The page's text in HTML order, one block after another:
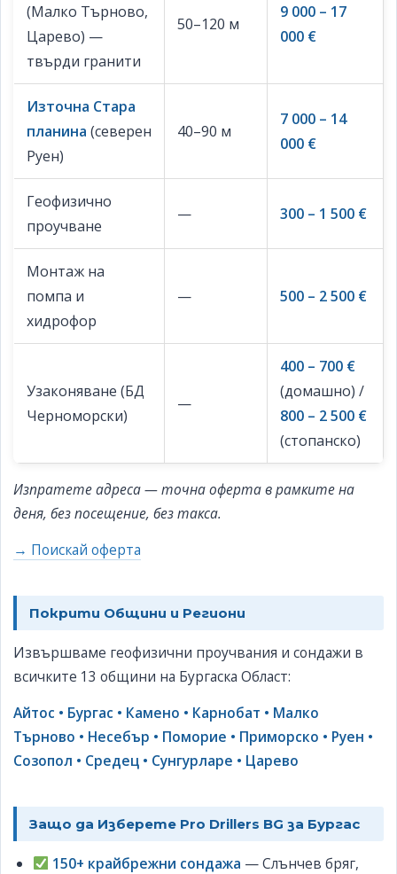
(Малко Търново,
Царево) —
твърди гранити
50–120 м
9 000 – 17
000 €
Източна Стара
планина (северен
Руен)
40–90 м
7 000 – 14
000 €
Геофизично
проучване
— 300 – 1 500 €
Монтаж на
помпа и
хидрофор
— 500 – 2 500 €
Узаконяване (БД
Черноморски)
—
400 – 700 €
(домашно) /
800 – 2 500 €
(стопанско)
Изпратете адреса — точна оферта в рамките на
деня, без посещение, без такса.
→ Поискай оферта
Покрити Общини и Региони
Извършваме геофизични проучвания и сондажи в
всичките 13 общини на Бургаска Област:
Айтос • Бургас • Камено • Карнобат • Малко
Търново • Несебър • Поморие • Приморско • Руен •
Созопол • Средец • Сунгурларе • Царево
Защо да Изберете Pro Drillers BG за Бургас
150+ крайбрежни сондажа — Слънчев бряг,